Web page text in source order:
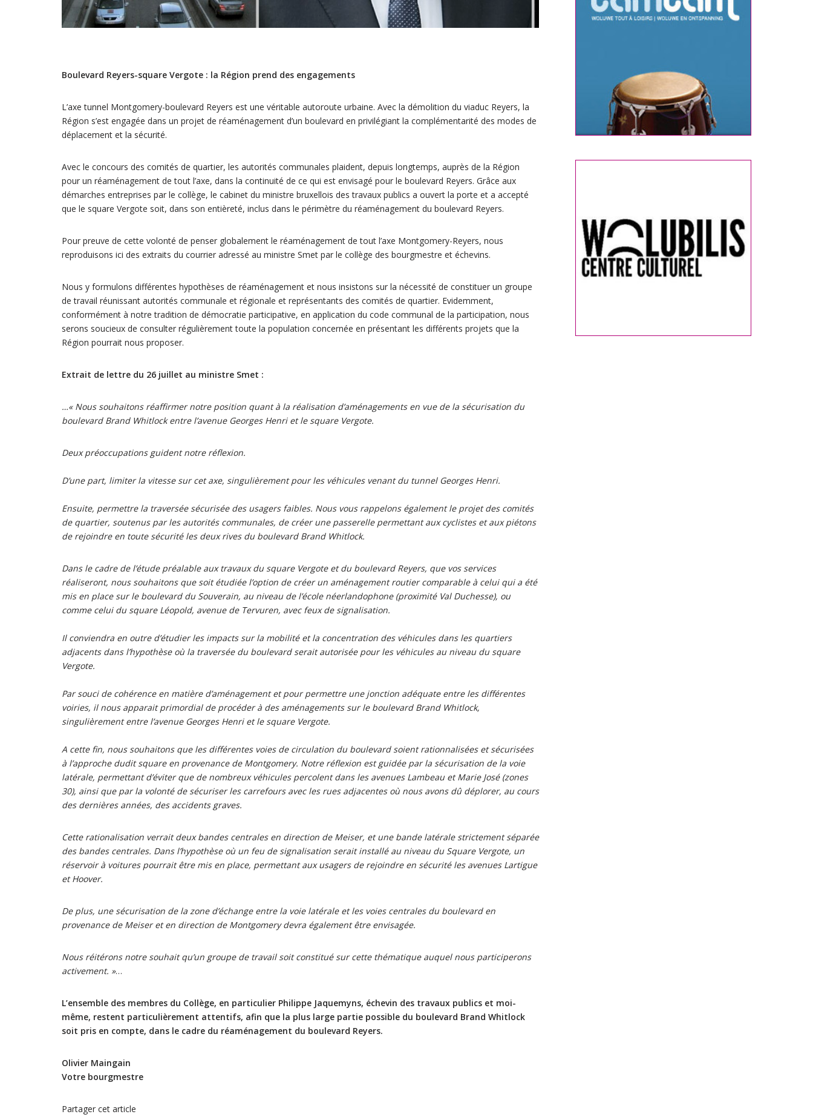
Boulevard Reyers-square Vergote : la Région prend des engagements
L’axe tunnel Montgomery-boulevard Reyers est une véritable autoroute urbaine. Avec la démolition du viaduc Reyers, la
Région s’est engagée dans un projet de réaménagement d’un boulevard en privilégiant la complémentarité des modes de
déplacement et la sécurité.
Avec le concours des comités de quartier, les autorités communales plaident, depuis longtemps, auprès de la Région
pour un réaménagement de tout l’axe, dans la continuité de ce qui est envisagé pour le boulevard Reyers. Grâce aux
démarches entreprises par le collège, le cabinet du ministre bruxellois des travaux publics a ouvert la porte et a accepté
que le square Vergote soit, dans son entièreté, inclus dans le périmètre du réaménagement du boulevard Reyers.
Pour preuve de cette volonté de penser globalement le réaménagement de tout l’axe Montgomery-Reyers, nous
reproduisons ici des extraits du courrier adressé au ministre Smet par le collège des bourgmestre et échevins.
Nous y formulons différentes hypothèses de réaménagement et nous insistons sur la nécessité de constituer un groupe
de travail réunissant autorités communale et régionale et représentants des comités de quartier. Evidemment,
conformément à notre tradition de démocratie participative, en application du code communal de la participation, nous
serons soucieux de consulter régulièrement toute la population concernée en présentant les différents projets que la
Région pourrait nous proposer.
Extrait de lettre du 26 juillet au ministre Smet :
…« Nous souhaitons réaffirmer notre position quant à la réalisation d’aménagements en vue de la sécurisation du
boulevard Brand Whitlock entre l’avenue Georges Henri et le square Vergote.
Deux préoccupations guident notre réflexion.
D’une part, limiter la vitesse sur cet axe, singulièrement pour les véhicules venant du tunnel Georges Henri.
Ensuite, permettre la traversée sécurisée des usagers faibles. Nous vous rappelons également le projet des comités
de quartier, soutenus par les autorités communales, de créer une passerelle permettant aux cyclistes et aux piétons
de rejoindre en toute sécurité les deux rives du boulevard Brand Whitlock.
Dans le cadre de l’étude préalable aux travaux du square Vergote et du boulevard Reyers, que vos services
réaliseront, nous souhaitons que soit étudiée l’option de créer un aménagement routier comparable à celui qui a été
mis en place sur le boulevard du Souverain, au niveau de l’école néerlandophone (proximité Val Duchesse), ou
comme celui du square Léopold, avenue de Tervuren, avec feux de signalisation.
Il conviendra en outre d’étudier les impacts sur la mobilité et la concentration des véhicules dans les quartiers
adjacents dans l’hypothèse où la traversée du boulevard serait autorisée pour les véhicules au niveau du square
Vergote.
Par souci de cohérence en matière d’aménagement et pour permettre une jonction adéquate entre les différentes
voiries, il nous apparait primordial de procéder à des aménagements sur le boulevard Brand Whitlock,
singulièrement entre l’avenue Georges Henri et le square Vergote.
A cette fin, nous souhaitons que les différentes voies de circulation du boulevard soient rationnalisées et sécurisées
à l’approche dudit square en provenance de Montgomery. Notre réflexion est guidée par la sécurisation de la voie
latérale, permettant d’éviter que de nombreux véhicules percolent dans les avenues Lambeau et Marie José (zones
30), ainsi que par la volonté de sécuriser les carrefours avec les rues adjacentes où nous avons dû déplorer, au cours
des dernières années, des accidents graves.
Cette rationalisation verrait deux bandes centrales en direction de Meiser, et une bande latérale strictement séparée
des bandes centrales. Dans l’hypothèse où un feu de signalisation serait installé au niveau du Square Vergote, un
réservoir à voitures pourrait être mis en place, permettant aux usagers de rejoindre en sécurité les avenues Lartigue
et Hoover.
De plus, une sécurisation de la zone d’échange entre la voie latérale et les voies centrales du boulevard en
provenance de Meiser et en direction de Montgomery devra également être envisagée.
Nous réitérons notre souhait qu’un groupe de travail soit constitué sur cette thématique auquel nous participerons
activement. »…
L’ensemble des membres du Collège, en particulier Philippe Jaquemyns, échevin des travaux publics et moi-
même, restent particulièrement attentifs, afin que la plus large partie possible du boulevard Brand Whitlock
soit pris en compte, dans le cadre du réaménagement du boulevard Reyers.
Olivier Maingain
Votre bourgmestre
Partager cet article